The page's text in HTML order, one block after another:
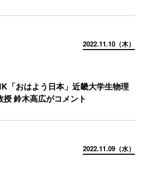
2022.11.10（木）
「おはよう日本」近畿大学生物理
鈴木高広がコメント
2022.11.09（水）